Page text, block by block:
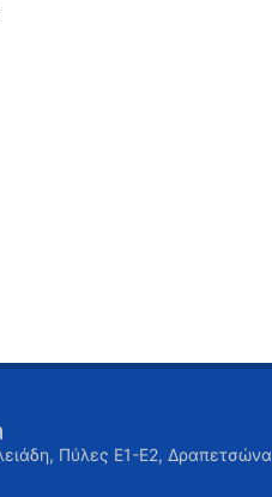
Πύλες Ε1-Ε2, Δραπετσώνα